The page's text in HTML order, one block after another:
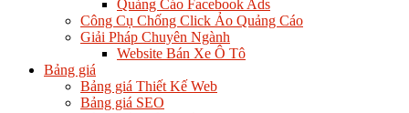
Quảng Cáo Facebook Ads
Công Cụ Chống Click Ảo Quảng Cáo
Giải Pháp Chuyên Ngành
Website Bán Xe Ô Tô
Bảng giá
Bảng giá Thiết Kế Web
Bảng giá SEO